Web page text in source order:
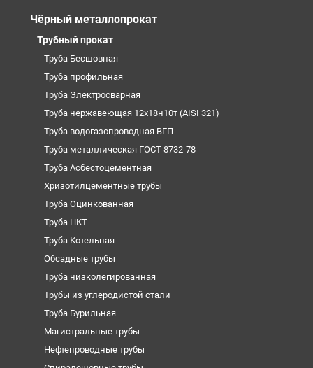
Чёрный металлопрокат
Трубный прокат
Труба Бесшовная
Труба профильная
Труба Электросварная
Труба нержавеющая 12х18н10т (AISI 321)
Труба водогазопроводная ВГП
Труба металлическая ГОСТ 8732-78
Труба Асбестоцементная
Хризотилцементные трубы
Труба Оцинкованная
Труба НКТ
Труба Котельная
Обсадные трубы
Труба низколегированная
Трубы из углеродистой стали
Труба Бурильная
Магистральные трубы
Нефтепроводные трубы